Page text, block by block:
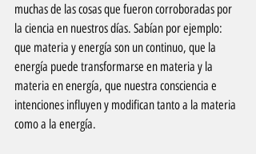
muchas de las cosas que fueron corroboradas por
la ciencia en nuestros días. Sabían por ejemplo:
que materia y energía son un continuo, que la
energía puede transformarse en materia y la
materia en energía, que nuestra consciencia e
intenciones influyen y modifican tanto a la materia
como a la energía.